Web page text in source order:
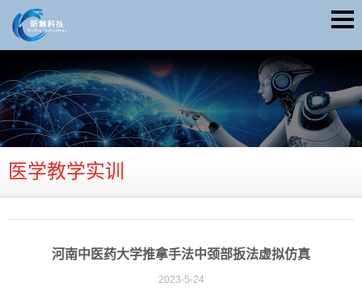
医学教学实训
河南中医药大学推拿手法中颈部扳法虚拟仿真
2023-5-24